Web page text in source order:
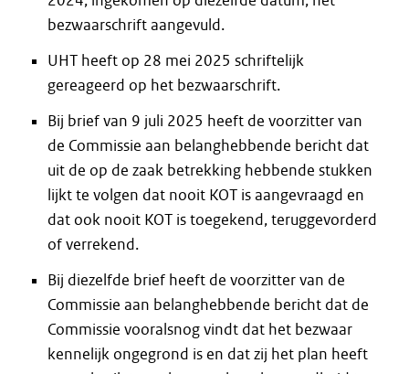
bezwaarschrift aangevuld.
UHT heeft op 28 mei 2025 schriftelijk
gereageerd op het bezwaarschrift.
Bij brief van 9 juli 2025 heeft de voorzitter van
de Commissie aan belanghebbende bericht dat
uit de op de zaak betrekking hebbende stukken
lijkt te volgen dat nooit KOT is aangevraagd en
dat ook nooit KOT is toegekend, teruggevorderd
of verrekend.
Bij diezelfde brief heeft de voorzitter van de
Commissie aan belanghebbende bericht dat de
Commissie vooralsnog vindt dat het bezwaar
kennelijk ongegrond is en dat zij het plan heeft